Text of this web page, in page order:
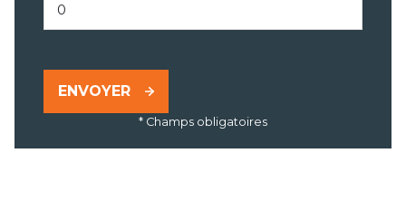
ENVOYER
* Champs obligatoires